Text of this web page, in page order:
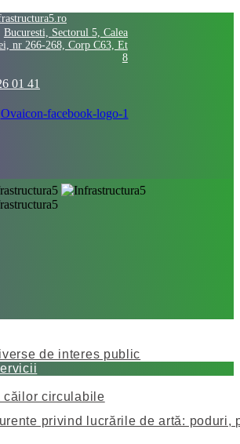
Bucuresti, Sectorul 5, Calea
nr 266-268, Corp C63, Et
8
01 41
Ovaicon-facebook-logo-1
de interes public
căilor circulabile
privind lucrările de artă: poduri,